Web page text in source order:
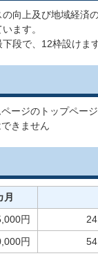
向上及び地域経済
ます。
段で、12枠設けま
ージのトップペー
きません
月
円
円